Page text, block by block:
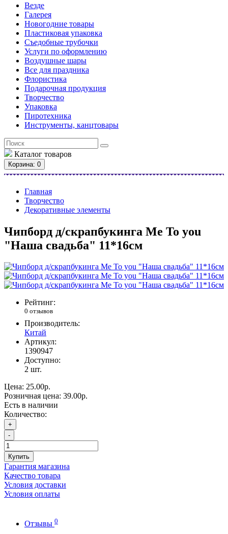
Везде
Галерея
Новогодние товары
Пластиковая упаковка
Съедобные трубочки
Услуги по оформлению
Воздушные шары
Все для праздника
Флористика
Подарочная продукция
Творчество
Упаковка
Пиротехника
Инструменты, канцтовары
Каталог товаров
Корзина: 0
Главная
Творчество
Декоративные элементы
Чипборд д/скрапбукинга Me To you
"Наша свадьба" 11*16см
Рейтинг:
0 отзывов
Производитель:
Китай
Артикул:
1390947
Доступно:
2 шт.
Цена: 25.00р.
Розничная цена: 39.00р.
Есть в наличии
Количество:
+
-
Купить
Гарантия магазина
Качество товара
Условия доставки
Условия оплаты
Отзывы 0